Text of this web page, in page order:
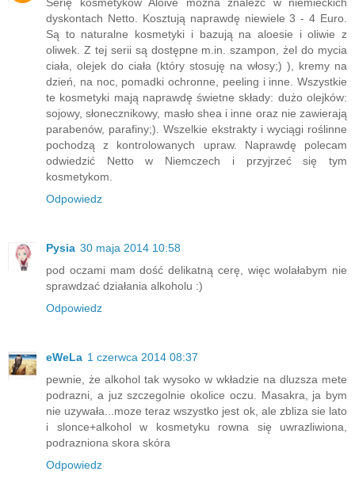
dyskontach Netto. Kosztują naprawdę niewiele 3 - 4 Euro.
Są to naturalne kosmetyki i bazują na aloesie i oliwie z
oliwek. Z tej serii są dostępne m.in. szampon, żel do mycia
ciała, olejek do ciała (który stosuję na włosy;) ), kremy na
dzień, na noc, pomadki ochronne, peeling i inne. Wszystkie
te kosmetyki mają naprawdę świetne składy: dużo olejków:
sojowy, słonecznikowy, masło shea i inne oraz nie zawierają
parabenów, parafiny;). Wszelkie ekstrakty i wyciągi roślinne
pochodzą z kontrolowanych upraw. Naprawdę polecam
odwiedzić Netto w Niemczech i przyjrzeć się tym
kosmetykom.
Odpowiedz
Pysia 30 maja 2014 10:58
pod oczami mam dość delikatną cerę, więc wolałabym nie
sprawdzać działania alkoholu :)
Odpowiedz
eWeLa 1 czerwca 2014 08:37
pewnie, że alkohol tak wysoko w wkładzie na dluzsza mete
podrazni, a juz szczegolnie okolice oczu. Masakra, ja bym
nie uzywała...moze teraz wszystko jest ok, ale zbliza sie lato
i slonce+alkohol w kosmetyku rowna się uwrazliwiona,
podrazniona skora skóra
Odpowiedz